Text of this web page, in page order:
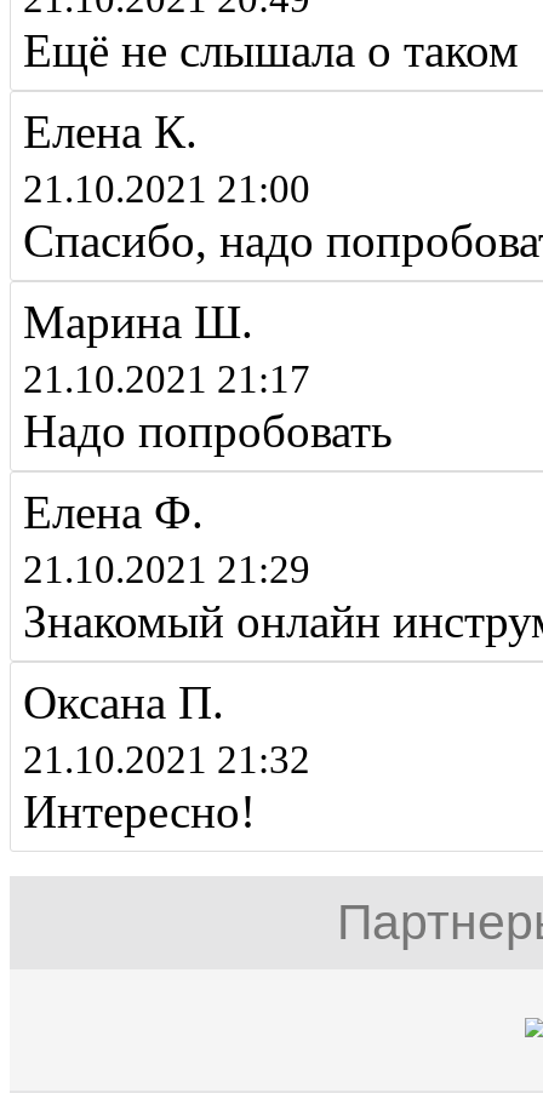
Ещё не слышала о таком
Елена К.
21.10.2021 21:00
Спасибо, надо
Марина Ш.
21.10.2021 21:17
Надо попробовать
Елена Ф.
21.10.2021 21:29
Знакомый онлайн
Оксана П.
21.10.2021 21:32
Интересно!